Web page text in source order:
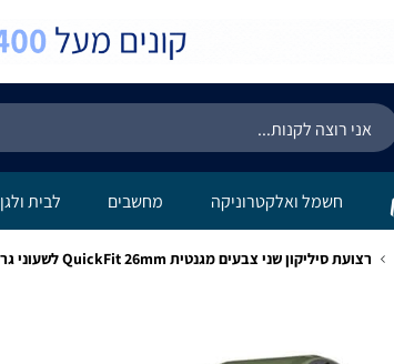
חשמל ואלקטרוניקה מחשבים לבית ולגן
רצועת סיליקון שני צבעים מגנטית QuickFit 26mm לשעוני גרמין ירוק שחור